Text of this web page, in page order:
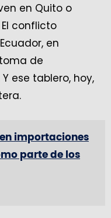
en Quito o
conflicto
en
de
ese tablero, hoy,
importaciones
parte de los